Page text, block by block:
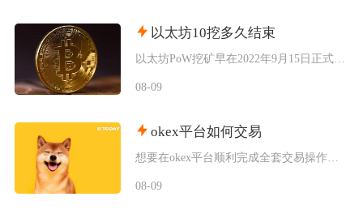
以太坊10挖多久结束
08-09
okex平台如何交易
08-09